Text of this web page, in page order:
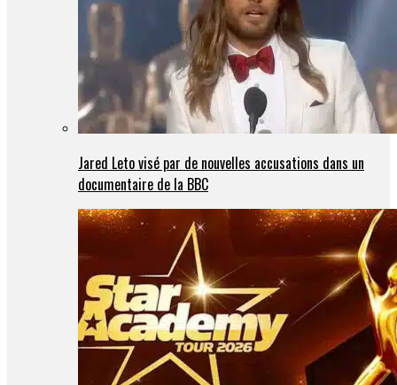
Jared Leto visé par de nouvelles accusations dans un
documentaire de la BBC